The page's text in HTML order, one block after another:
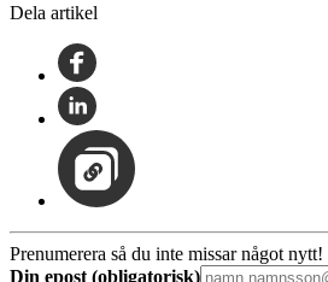
Dela artikel
Prenumerera så du inte missar något nytt!
Din epost (obligatorisk)